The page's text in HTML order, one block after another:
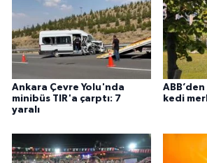
Ankara Çevre Yolu'nda
minibüs TIR'a çarptı: 7
yaralı
kedi